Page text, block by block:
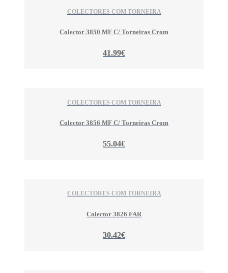
COLECTORES COM TORNEIRA
Colector 3850 MF C/ Torneiras Crom
41.99€
COLECTORES COM TORNEIRA
Colector 3856 MF C/ Torneiras Crom
55.04€
COLECTORES COM TORNEIRA
Colector 3826 FAR
30.42€